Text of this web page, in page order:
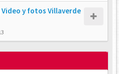
Video y fotos Villaverde